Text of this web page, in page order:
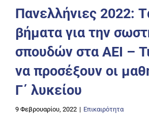
Πανελλήνιες 2022:
βήματα για την
σπουδών στα ΑΕΙ –
να προσέξουν οι
Γ΄ λυκείου
9 Φεβρουαρίου, 2022 | Επικαιρότητα